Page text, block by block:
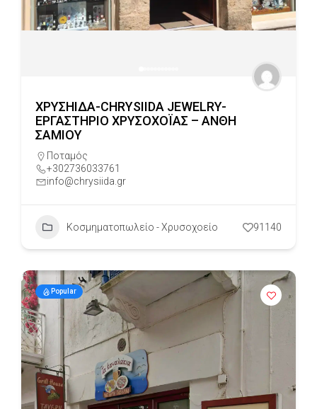
ΧΡΥΣΗΙΔΑ-CHRYSIIDA JEWELRY-
ΕΡΓΑΣΤΗΡΙΟ ΧΡΥΣΟΧΟΪΑΣ – ΑΝΘΗ
ΣΑΜΙΟΥ
Ποταμός
+302736033761
info@chrysiida.gr
Κοσμηματοπωλείο - Χρυσοχοείο 91140
Popular